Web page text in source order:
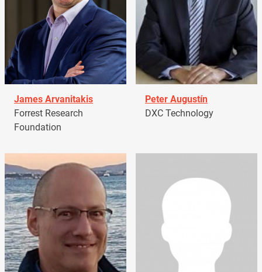
James Arvanitakis
Forrest Research
Foundation
Peter Augustín
DXC Technology